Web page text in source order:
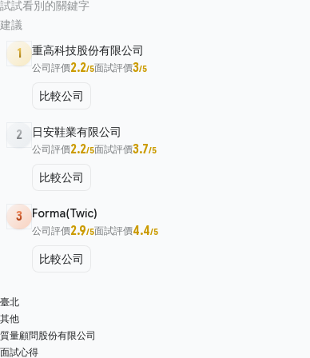
試試看別的關鍵字
建議
1 重高科技股份有限公司
公司評價2.2/5面試評價3/5
比較公司
2 日安鞋業有限公司
公司評價2.2/5面試評價3.7/5
比較公司
3 Forma(Twic)
公司評價2.9/5面試評價4.4/5
比較公司
臺北
其他
質量顧問股份有限公司
面試心得